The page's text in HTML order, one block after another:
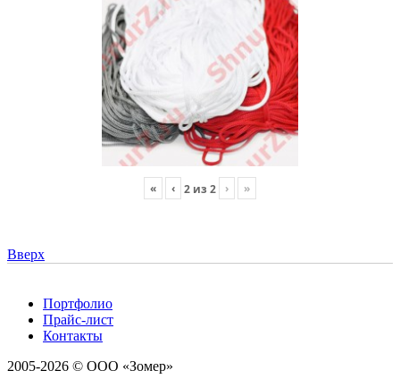
« ‹ 2 из 2 › »
Вверх
Портфолио
Прайс-лист
Контакты
2005-2026 © ООО «Зомер»